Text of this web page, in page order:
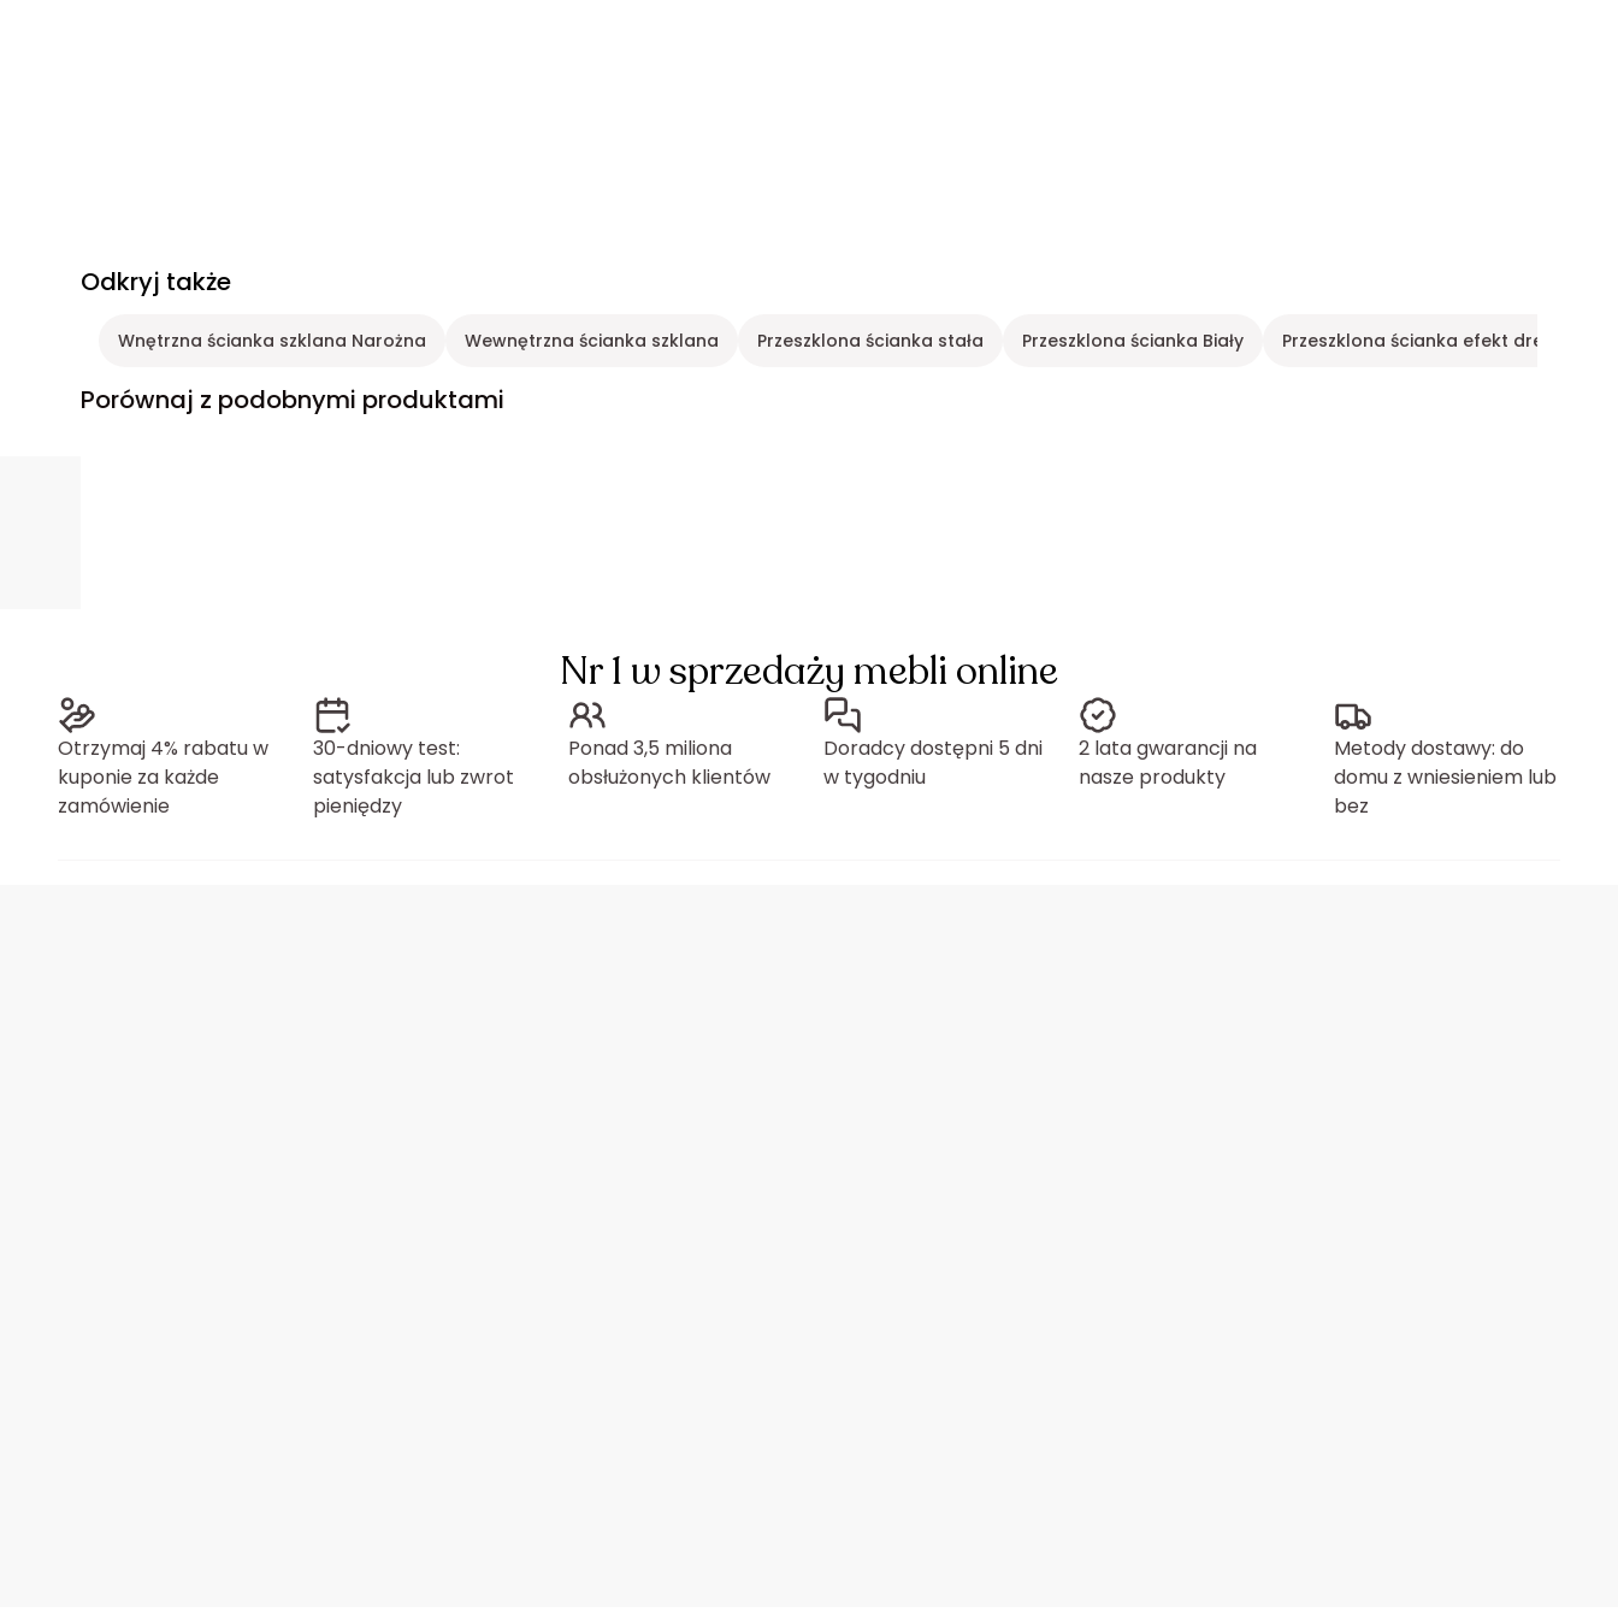
Odkryj także
Wnętrzna ścianka szklana Narożna Wewnętrzna ścianka szklana Przeszklona ścianka stała Przeszklona ścianka Biały Przeszklona ścianka efekt drewna
Porównaj z podobnymi produktami
Nr 1 w sprzedaży mebli online
Otrzymaj 4% rabatu w
kuponie za każde
zamówienie
30-dniowy test:
satysfakcja lub zwrot
pieniędzy
Ponad 3,5 miliona
obsłużonych klientów
Doradcy dostępni 5 dni
w tygodniu
2 lata gwarancji na
nasze produkty
Metody dostawy: do
domu z wniesieniem lub
bez